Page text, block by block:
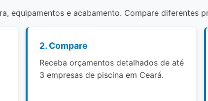
equipamentos e acabamento. Compare diferentes
2. Compare
Receba orçamentos detalhados de até
3 empresas de piscina em Ceará.